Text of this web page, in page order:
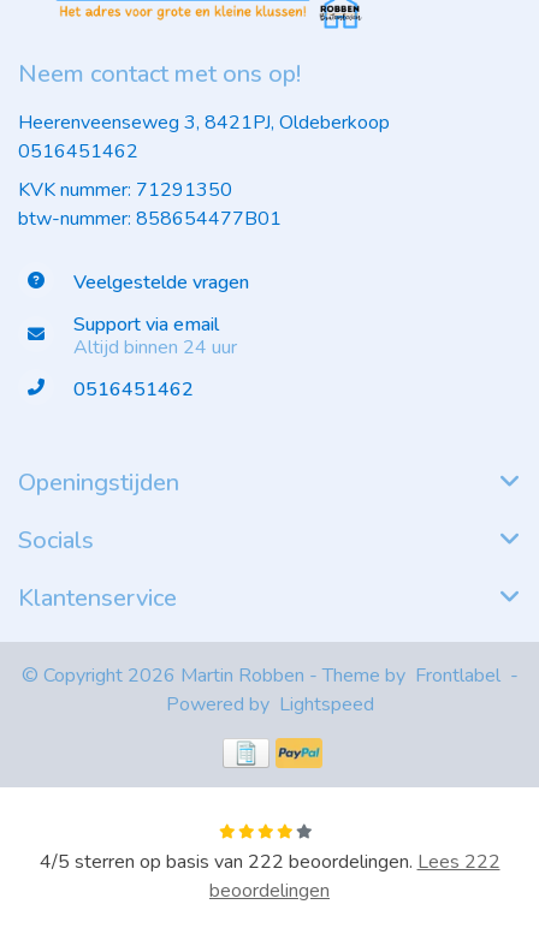
Neem contact met ons op!
Heerenveenseweg 3, 8421PJ, Oldeberkoop
0516451462
KVK nummer: 71291350
btw-nummer: 858654477B01
Veelgestelde vragen
Support via email
Altijd binnen 24 uur
0516451462
Openingstijden
Socials
Klantenservice
© Copyright 2026 Martin Robben - Theme by Frontlabel -
Powered by Lightspeed
4/5 sterren op basis van 222 beoordelingen. Lees 222
beoordelingen